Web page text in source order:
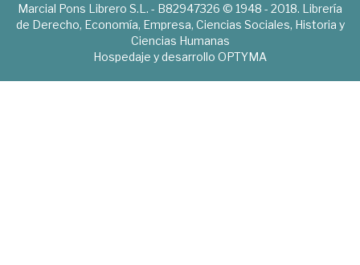
Marcial Pons Librero S.L. - B82947326 © 1948 - 2018. Librería
de Derecho, Economía, Empresa, Ciencias Sociales, Historia y
Ciencias Humanas
Hospedaje y desarrollo OPTYMA